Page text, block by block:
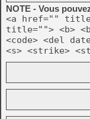
NOTE - Vous
<a href=""
title=""> <b>
<code> <del
<s> <strike>